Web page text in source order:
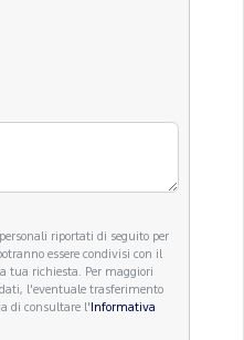
riportati di seguito per
essere condivisi con il
Per maggiori
l'eventuale trasferimento
di consultare l' Informativa